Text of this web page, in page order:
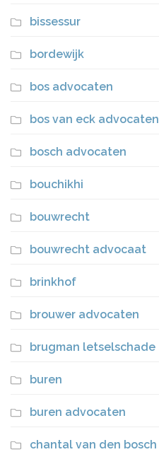
bissessur
bordewijk
bos advocaten
bos van eck advocaten
bosch advocaten
bouchikhi
bouwrecht
bouwrecht advocaat
brinkhof
brouwer advocaten
brugman letselschade
buren
buren advocaten
chantal van den bosch